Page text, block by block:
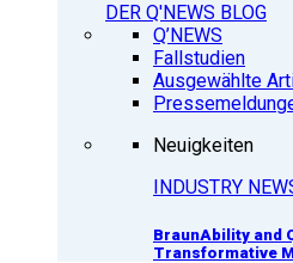
DER Q'NEWS BLOG
Q’NEWS
Fallstudien
Ausgewählte
Neuigkeiten
INDUSTRY
BraunAbility and
Transformative